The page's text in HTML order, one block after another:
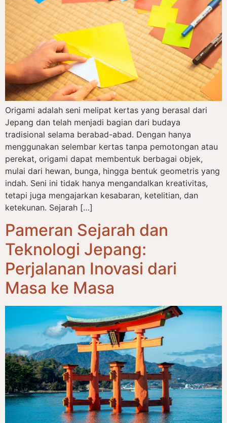
Origami adalah seni melipat kertas yang berasal dari
Jepang dan telah menjadi bagian dari budaya
tradisional selama berabad-abad. Dengan hanya
menggunakan selembar kertas tanpa pemotongan atau
perekat, origami dapat membentuk berbagai objek,
mulai dari hewan, bunga, hingga bentuk geometris yang
indah. Seni ini tidak hanya mengandalkan kreativitas,
tetapi juga mengajarkan kesabaran, ketelitian, dan
ketekunan. Sejarah […]
Pameran Sejarah dan
Teknologi Jepang:
Perjalanan Inovasi dari
Masa ke Masa